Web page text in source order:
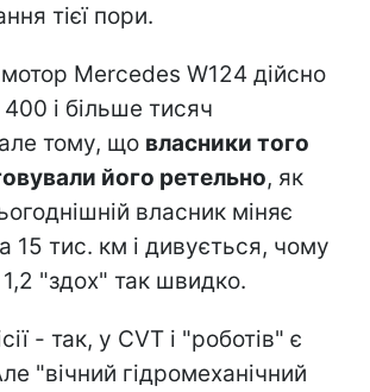
тієї пори.
Mercedes W124 дійсно
і більше тисяч
тому, що власники того
його ретельно, як
власник міняє
15 тис. км і дивується, чому
"здох" так швидко.
- так, у CVT і "роботів" є
"вічний гідромеханічний